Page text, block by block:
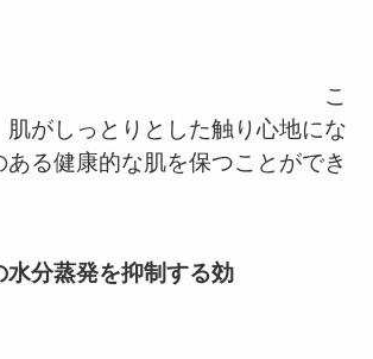
肌がしっとりとした触り心地にな
ある健康的な肌を保つことができ
水分蒸発を抑制する効